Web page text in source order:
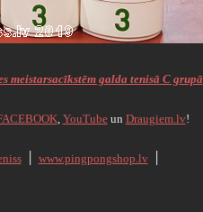
meistarsacīkstēm galda tenisā C grupā
, YouTubeun Draugiem.lv!
www.pingpongshop.lv